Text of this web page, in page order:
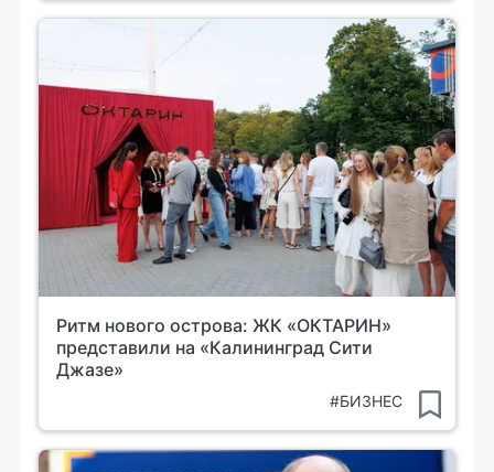
Ритм нового острова: ЖК «ОКТАРИН»
представили на «Калининград Сити
Джазе»
#БИЗНЕС